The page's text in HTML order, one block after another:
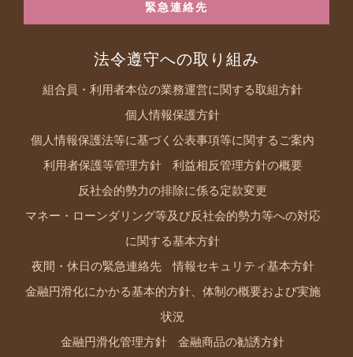
緊急連絡先
法令遵守への取り組み
組合員・利用者本位の業務運営に関する取組方針
個人情報保護方針
個人情報保護法等に基づく公表事項等に関するご案内
利用者保護等管理方針 利益相反管理方針の概要
反社会的勢力の排除に係る定款変更
マネー・ローンダリング等及び反社会的勢力等への対応
に関する基本方針
夜間・休日の緊急連絡先 情報セキュリティ基本方針
金融円滑化にかかる基本的方針、体制の概要および実施
状況
金融円滑化管理方針 金融商品の勧誘方針